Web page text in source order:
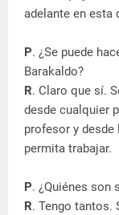
adelante en esta
P. ¿Se puede
Barakaldo?
R. Claro que sí.
desde cualquier
profesor y desde
permita trabajar.
P. ¿Quiénes son
R. Tengo tantos.